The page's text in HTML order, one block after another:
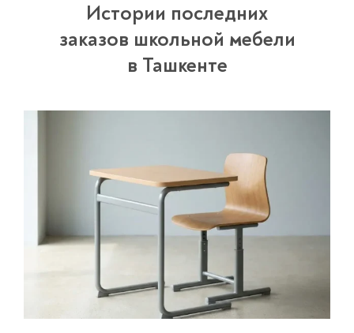
Истории последних
заказов школьной мебели
в Ташкенте